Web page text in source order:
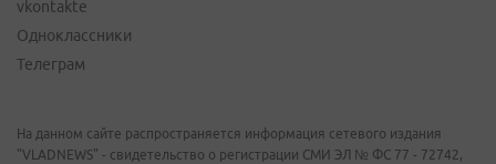
vkontakte
Одноклассники
Телеграм
На данном сайте распространяется информация сетевого издания
"VLADNEWS" - свидетельство о регистрации СМИ ЭЛ № ФС 77 - 72742,